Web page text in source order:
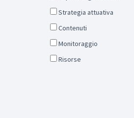
Strategia attuativa
Contenuti
Monitoraggio
Risorse